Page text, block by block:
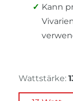
Kann
Wattstärke: